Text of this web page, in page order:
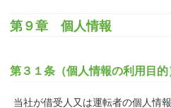
第９章 個人情報
第３１条（個人情報の利用目的
当社が借受人又は運転者の個人情